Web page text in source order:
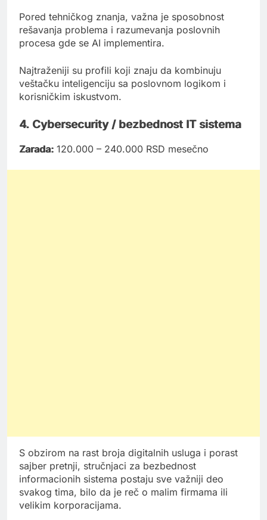
Pored tehničkog znanja, važna je sposobnost
rešavanja problema i razumevanja poslovnih
procesa gde se AI implementira.
Najtraženiji su profili koji znaju da kombinuju
veštačku inteligenciju sa poslovnom logikom i
korisničkim iskustvom.
4. Cybersecurity / bezbednost IT sistema
Zarada: 120.000 – 240.000 RSD mesečno
S obzirom na rast broja digitalnih usluga i porast
sajber pretnji, stručnjaci za bezbednost
informacionih sistema postaju sve važniji deo
svakog tima, bilo da je reč o malim firmama ili
velikim korporacijama.